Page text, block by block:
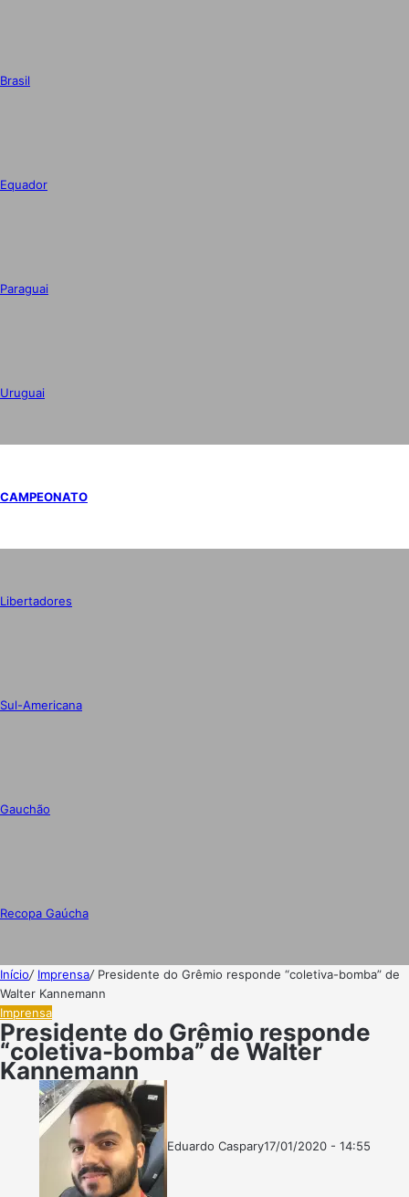
Brasil
Equador
Paraguai
Uruguai
CAMPEONATO
Libertadores
Sul-Americana
Gauchão
Recopa Gaúcha
Início/ Imprensa/ Presidente do Grêmio responde “coletiva-bomba” de
Walter Kannemann
Imprensa
Presidente do Grêmio responde
“coletiva-bomba” de Walter
Kannemann
Eduardo CasparyFollow
Mande
17/01/2020 - 14:55